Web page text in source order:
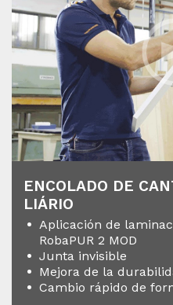
EN­CO­LA­DO DE
LIÁ­RIO
Aplicación de
RobaPUR 2 MOD
Junta invisible
Mejora de la
Cambio rápido de